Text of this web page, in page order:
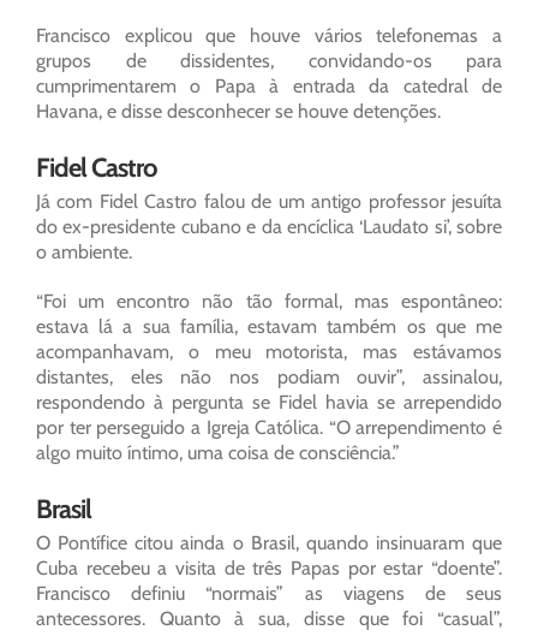
Francisco explicou que houve vários telefonemas a
grupos de dissidentes, convidando-os para
cumprimentarem o Papa à entrada da catedral de
Havana, e disse desconhecer se houve detenções.
Fidel Castro
Já com Fidel Castro falou de um antigo professor jesuíta
do ex-presidente cubano e da encíclica ‘Laudato si’, sobre
o ambiente.
“Foi um encontro não tão formal, mas espontâneo:
estava lá a sua família, estavam também os que me
acompanhavam, o meu motorista, mas estávamos
distantes, eles não nos podiam ouvir”, assinalou,
respondendo à pergunta se Fidel havia se arrependido
por ter perseguido a Igreja Católica. “O arrependimento é
algo muito íntimo, uma coisa de consciência.”
Brasil
O Pontífice citou ainda o Brasil, quando insinuaram que
Cuba recebeu a visita de três Papas por estar “doente”.
Francisco definiu “normais” as viagens de seus
antecessores. Quanto à sua, disse que foi “casual”,